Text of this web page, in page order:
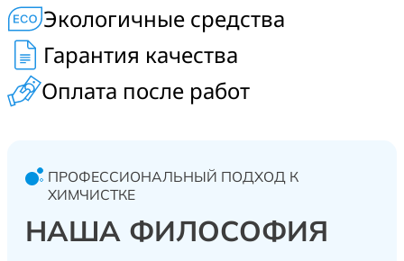
Экологичные средства
Гарантия качества
Оплата после работ
ПРОФЕССИОНАЛЬНЫЙ ПОДХОД К
ХИМЧИСТКЕ
НАША ФИЛОСОФИЯ